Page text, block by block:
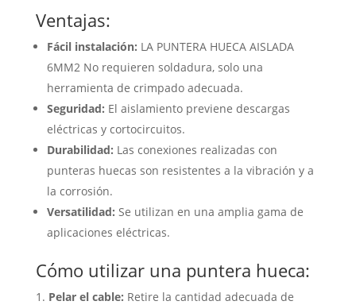
Ventajas:
Fácil instalación: LA PUNTERA HUECA AISLADA
6MM2 No requieren soldadura, solo una
herramienta de crimpado adecuada.
Seguridad: El aislamiento previene descargas
eléctricas y cortocircuitos.
Durabilidad: Las conexiones realizadas con
punteras huecas son resistentes a la vibración y a
la corrosión.
Versatilidad: Se utilizan en una amplia gama de
aplicaciones eléctricas.
Cómo utilizar una puntera hueca:
Pelar el cable: Retire la cantidad adecuada de